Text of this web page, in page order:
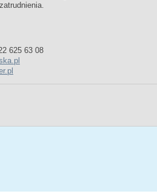
625 63 08